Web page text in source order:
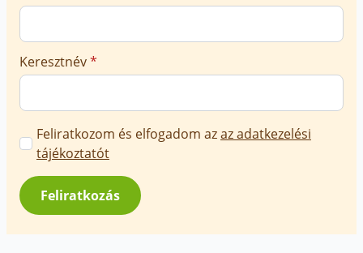
Keresztnév*
Marketing
üzenetek
jóváhagyása
*
Feliratkozom és elfogadom azaz adatkezelési
tájékoztatót
Feliratkozás